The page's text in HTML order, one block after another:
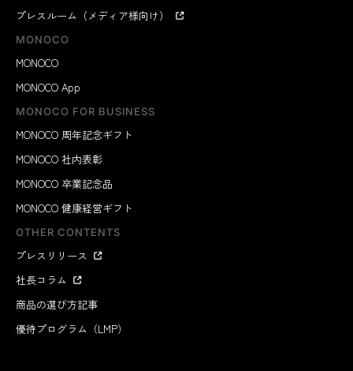
プレスルーム（メディア様向け）
MONOCO
MONOCO
MONOCO App
MONOCO FOR BUSINESS
MONOCO 周年記念ギフト
MONOCO 社内表彰
MONOCO 卒業記念品
MONOCO 健康経営ギフト
OTHER CONTENTS
プレスリリース
社長コラム
商品の選び方記事
優待プログラム（LMP）